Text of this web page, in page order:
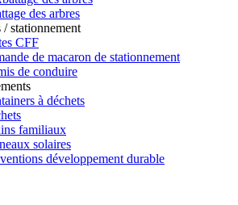
des arbres
/ stationnement
CFF
de macaron de stationnement
de conduire
à déchets
familiaux
solaires
développement durable